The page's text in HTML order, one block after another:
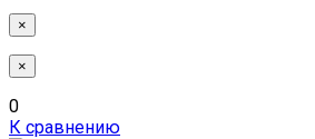
×
×
0
К сравнению